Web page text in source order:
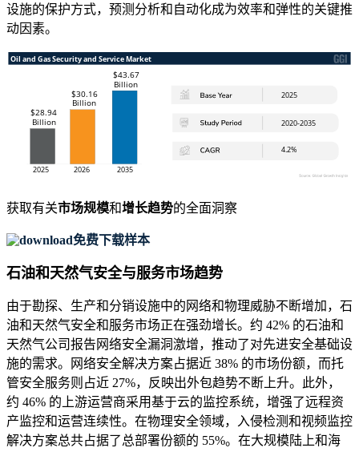
设施的保护方式，预测分析和自动化成为效率和弹性的关键推
动因素。
获取有关市场规模和增长趋势的全面洞察
免费下载样本
石油和天然气安全与服务市场趋势
由于勘探、生产和分销设施中的网络和物理威胁不断增加，石
油和天然气安全和服务市场正在强劲增长。约 42% 的石油和
天然气公司报告网络安全漏洞激增，推动了对先进安全基础设
施的需求。网络安全解决方案占据近 38% 的市场份额，而托
管安全服务则占近 27%，反映出外包趋势不断上升。此外，
约 46% 的上游运营商采用基于云的监控系统，增强了远程资
产监控和运营连续性。在物理安全领域，入侵检测和视频监控
解决方案总共占据了总部署份额的 55%。在大规模陆上和海